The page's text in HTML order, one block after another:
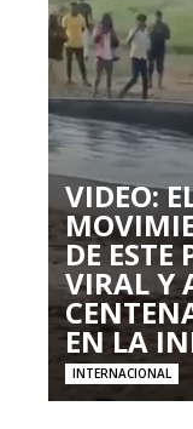
VIDEO:
DE ESTE
VIRAL Y
EN LA
INTERNACIONAL